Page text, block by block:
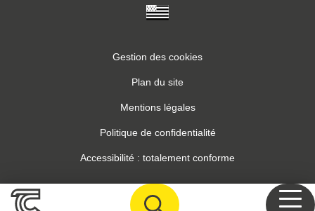
RECHERCHER
Gestion des cookies
Plan du site
Mentions légales
Politique de confidentialité
Accessibilité : totalement conforme
Site réalisé parInovagora (ouverture dans un